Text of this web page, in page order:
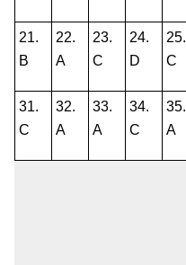
21.
B
22.
A
23.
C
24.
D
25.
C
31.
C
32.
A
33.
A
34.
C
35.
A